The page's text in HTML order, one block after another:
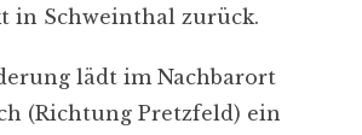
in Schweinthal zurück.
lädt im Nachbarort
(Richtung Pretzfeld) ein